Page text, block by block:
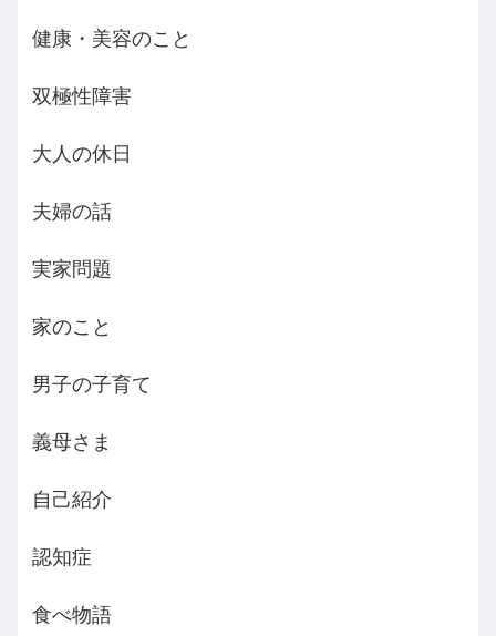
健康・美容のこと
双極性障害
大人の休日
夫婦の話
実家問題
家のこと
男子の子育て
義母さま
自己紹介
認知症
食べ物語